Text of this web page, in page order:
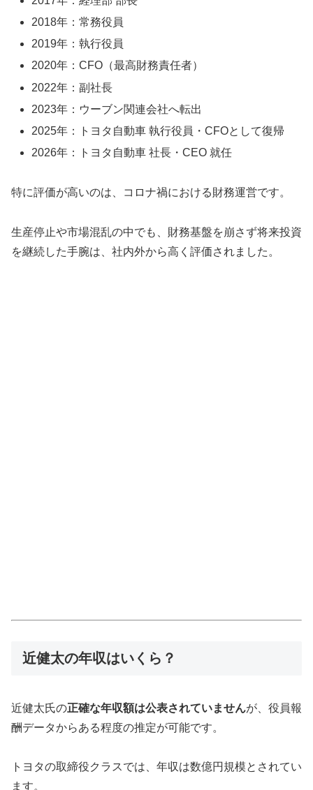
2018年：常務役員
2019年：執行役員
2020年：CFO（最高財務責任者）
2022年：副社長
2023年：ウーブン関連会社へ転出
2025年：トヨタ自動車 執行役員・CFOとして復帰
2026年：トヨタ自動車 社長・CEO 就任
特に評価が高いのは、コロナ禍における財務運営です。
生産停止や市場混乱の中でも、財務基盤を崩さず将来投資
を継続した手腕は、社内外から高く評価されました。
近健太の年収はいくら？
近健太氏の正確な年収額は公表されていませんが、役員報
酬データからある程度の推定が可能です。
トヨタの取締役クラスでは、年収は数億円規模とされてい
ます。